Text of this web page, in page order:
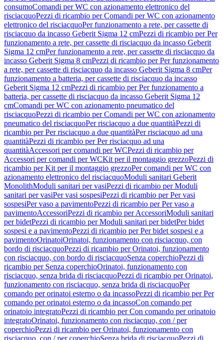
consumoComandi per WC con azionamento elettronico del
risciacquoPezzi di ricambio per Comandi per WC con azionamento
elettronico del risciacquoPer funzionamento a rete, per cassette di
risciacquo da incasso Geberit Sigma 12 cmPezzi di ricambio per Per
funzionamento a rete, per cassette di risciacquo da incasso Geberit
Sigma 12 cmPer funzionamento a rete, per cassette di risciacquo da
incasso Geberit Sigma 8 cmPezzi di ricambio per Per funzionamento
a rete, per cassette di risciacquo da incasso Geberit Sigma 8 cmPer
funzionamento a batteria, per cassette di risciacquo da incasso
Geberit Sigma 12 cmPezzi di ricambio per Per funzionamento a
batteria, per cassette di risciacquo da incasso Geberit Sigma 12
cmComandi per WC con azionamento pneumatico del
risciacquoPezzi di ricambio per Comandi per WC con azionamento
pneumatico del risciacquoPer risciacquo a due quantitàPezzi di
ricambio per Per risciacquo a due quantitàPer risciacquo ad una
quantitàPezzi di ricambio per Per risciacquo ad una
quantitàAccessori per comandi per WCPezzi di ricambio per
Accessori per comandi per WCKit per il montaggio grezzoPezzi di
ricambio per Kit per il montaggio grezzoPer comandi per WC con
azionamento elettronico del risciacquoModuli sanitari Geberit
MonolithModuli sanitari per vasiPezzi di ricambio per Moduli
sanitari per vasiPer vasi sospesiPezzi di ricambio per Per vasi
sospesiPer vaso a pavimentoPezzi di ricambio per Per vaso a
pavimentoAccessoriPezzi di ricambio per AccessoriModuli sanitari
per bidetPezzi di ricambio per Moduli sanitari per bidetPer bidet
sospesi e a pavimentoPezzi di ricambio per Per bidet sospesi e a
pavimentoOrinatoiOrinatoi, funzionamento con risciacquo, con
bordo di risciacquoPezzi di ricambio per Orinatoi, funzionamento
con risciacquo, con bordo di risciacquoSenza coperchioPezzi di
ricambio per Senza coperchioOrinatoi, funzionamento con
risciacquo, senza brida di risciacquoPezzi di ricambio per Orinatoi,
funzionamento con risciacquo, senza brida di risciacquoPer
comando per orinatoi esterno o da incassoPezzi di ricambio per Per
comando per orinatoi esterno o da incassoCon comando per
orinatoio integratoPezzi di ricambio per Con comando per orinatoio
integratoOrinatoi, funzionamento con risciacquo, con / per
coperchioPezzi di ricambio per Orinatoi, funzionamento con
risciacquo, con / per coperchioSenza brida di risciacquoPezzi di